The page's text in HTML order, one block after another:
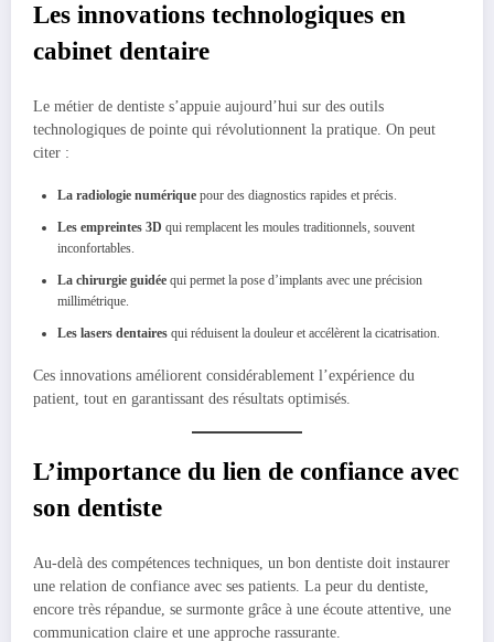
Les innovations technologiques en
cabinet dentaire
Le métier de dentiste s’appuie aujourd’hui sur des outils
technologiques de pointe qui révolutionnent la pratique. On peut
citer :
La radiologie numérique pour des diagnostics rapides et précis.
Les empreintes 3D qui remplacent les moules traditionnels, souvent
inconfortables.
La chirurgie guidée qui permet la pose d’implants avec une précision
millimétrique.
Les lasers dentaires qui réduisent la douleur et accélèrent la cicatrisation.
Ces innovations améliorent considérablement l’expérience du
patient, tout en garantissant des résultats optimisés.
L’importance du lien de confiance avec
son dentiste
Au-delà des compétences techniques, un bon dentiste doit instaurer
une relation de confiance avec ses patients. La peur du dentiste,
encore très répandue, se surmonte grâce à une écoute attentive, une
communication claire et une approche rassurante.